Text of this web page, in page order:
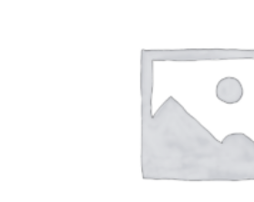
AJOUTER AU PANIER